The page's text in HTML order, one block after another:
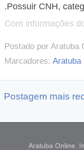
.Possuir CNH,
Com informações
Postado por Aratuba
Marcadores: Aratuba
Postagem mais
Aratuba Online.